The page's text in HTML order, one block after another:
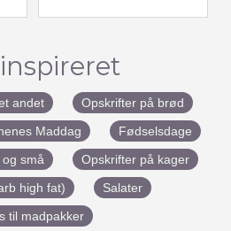
andet
Opskrifter på brød
Maddag
Fødselsdage
små
Opskrifter på kager
high fat)
Salater
til madpakker